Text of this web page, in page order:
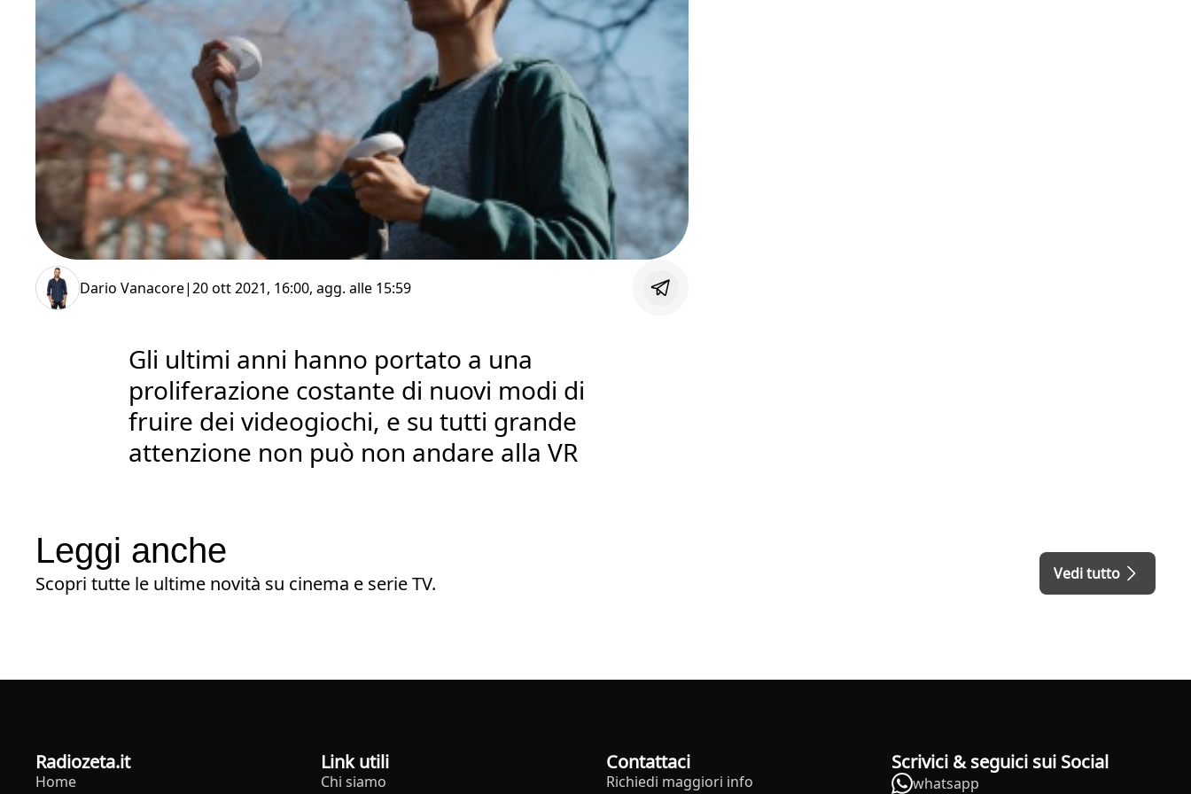
Dario Vanacore|20 ott 2021, 16:00, agg. alle 15:59
Gli ultimi anni hanno portato a una
proliferazione costante di nuovi modi di
fruire dei videogiochi, e su tutti grande
attenzione non può non andare alla VR
Leggi anche
Scopri tutte le ultime novità su cinema e serie TV. Vedi tutto
radiozeta.it
Home
Link utili
Chi siamo
Contattaci
Richiedi maggiori info
Scrivici & seguici sui Social
whatsapp